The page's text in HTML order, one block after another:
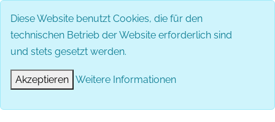
Diese Website benutzt Cookies, die für den
technischen Betrieb der Website erforderlich sind
und stets gesetzt werden.
Akzeptieren Weitere Informationen
MENÜ